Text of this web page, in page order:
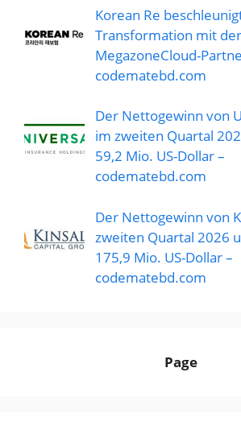
Korean Re
Transformation mit der
MegazoneCloud-
codematebd.com
Der Nettogewinn von
im zweiten Quartal
59,2 Mio. US-Dollar –
codematebd.com
Der Nettogewinn von
zweiten Quartal 2026
175,9 Mio. US-Dollar –
codematebd.com
Page